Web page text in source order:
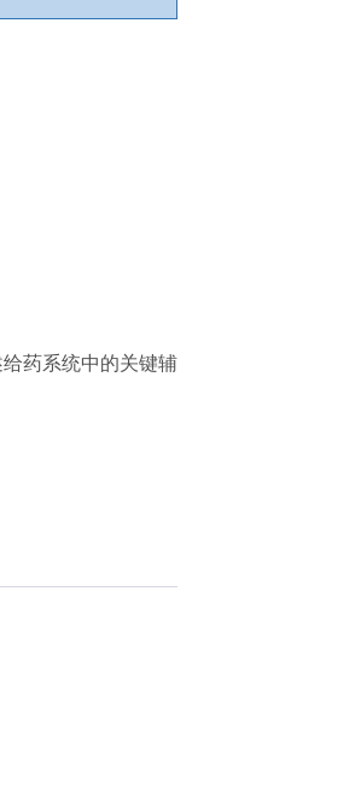
药系统中的关键辅